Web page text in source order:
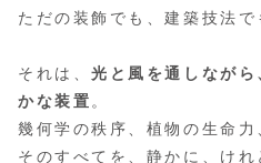
ただの装飾でも、建築技法で
それは、光と風を通しなが
かな装置 。
幾何学の秩序、植物の生命力
そのすべてを、静かに、け